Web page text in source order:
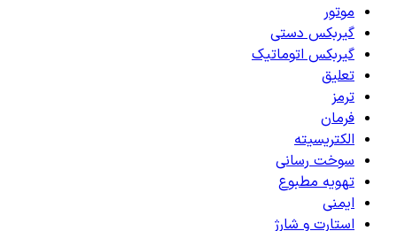
موتور
گیربکس دستی
گیربکس اتوماتیک
تعلیق
ترمز
فرمان
الکتریسیته
سوخت رسانی
تهویه مطبوع
ایمنی
استارت و شارژ